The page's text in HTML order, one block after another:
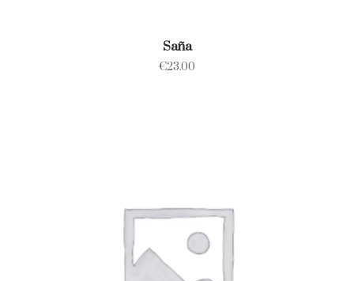
Saña
€23.00